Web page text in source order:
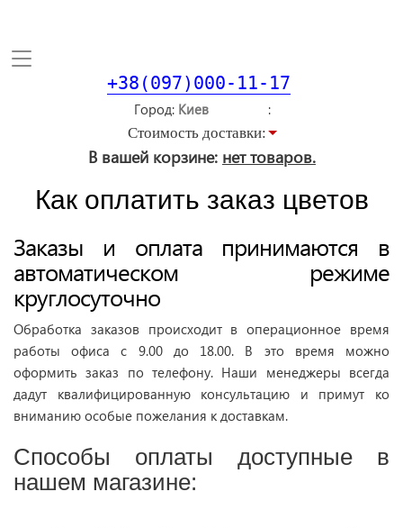
Toggle
+38(097)000-11-17
Город
Стоимость доставки:
В вашей корзине: нет товаров.
Как оплатить заказ цветов
Заказы и оплата принимаются в
автоматическом режиме
круглосуточно
Обработка заказов происходит в операционное время
работы офиса с 9.00 до 18.00. В это время можно
оформить заказ по телефону. Наши менеджеры всегда
дадут квалифицированную консультацию и примут ко
вниманию особые пожелания к доставкам.
Способы оплаты доступные в
нашем магазине: